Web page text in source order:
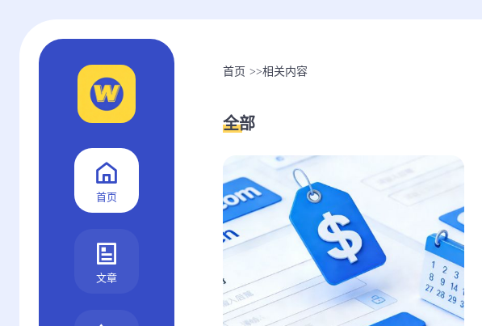
首页
文章
首页 >>相关内容
全部